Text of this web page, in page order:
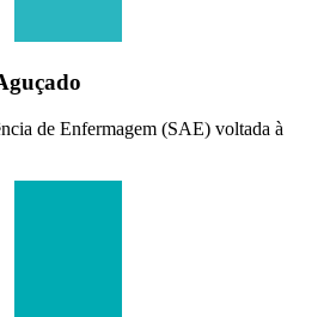
de Enfermagem (SAE) voltada à